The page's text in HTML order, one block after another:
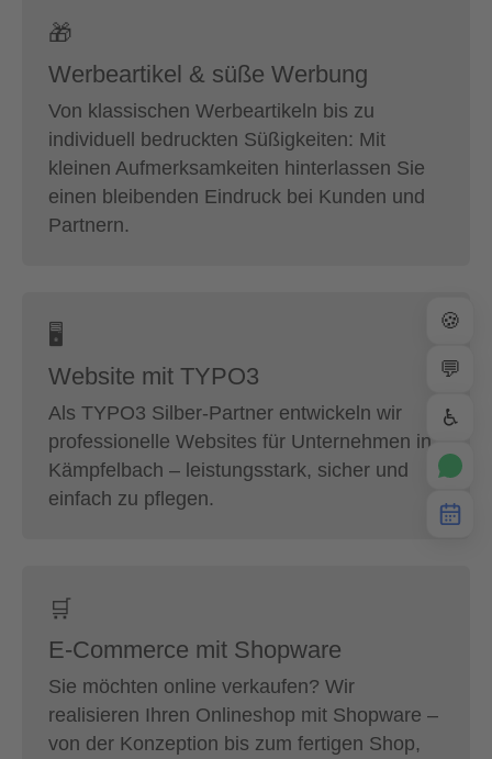
🎁
Werbeartikel & süße Werbung
Von klassischen Werbeartikeln bis zu
individuell bedruckten Süßigkeiten: Mit
kleinen Aufmerksamkeiten hinterlassen Sie
einen bleibenden Eindruck bei Kunden und
Partnern.
🖥
Website mit TYPO3
Als TYPO3 Silber-Partner entwickeln wir
professionelle Websites für Unternehmen in
Kämpfelbach – leistungsstark, sicher und
einfach zu pflegen.
🛒
E-Commerce mit Shopware
Sie möchten online verkaufen? Wir
realisieren Ihren Onlineshop mit Shopware –
von der Konzeption bis zum fertigen Shop,
🍪
💬
♿